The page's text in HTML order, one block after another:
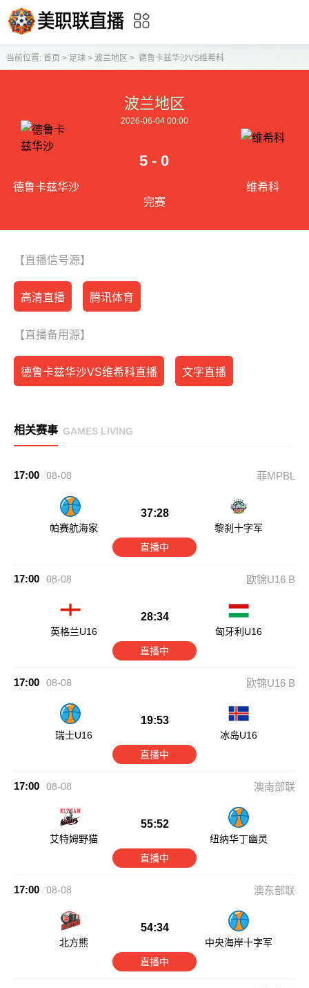
当前位置: 首页 > 足球> 波兰地区 > 德鲁卡兹华沙VS维希科
德鲁卡兹华沙
波兰地区
2026-06-04 00:00
5 - 0
完赛
维希科
【直播信号源】
高清直播 腾讯体育
【直播备用源】
德鲁卡兹华沙VS维希科直播 文字直播
相关赛事 GAMES LIVING
17:00 08-08 菲MPBL
帕赛航海家
37:28
黎刹十字军
直播中
17:00 08-08 欧锦U16 B
英格兰U16
28:34
匈牙利U16
直播中
17:00 08-08 欧锦U16 B
瑞士U16
19:53
冰岛U16
直播中
17:00 08-08 澳南部联
艾特姆野猫
55:52
纽纳华丁幽灵
直播中
17:00 08-08 澳东部联
北方熊
54:34
中央海岸十字军
直播中